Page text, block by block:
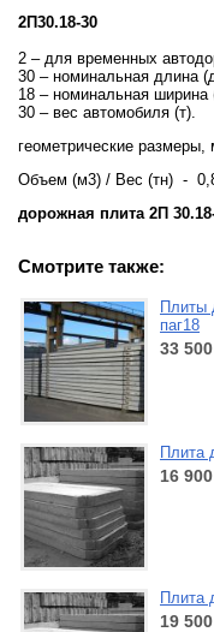
2П30.18-30
2 – для временных
30 – номинальная длина
18 – номинальная ширина
30 – вес автомобиля (т).
геометрические
Объем (м3) / Вес (тн) -
дорожная плита 2П
Смотрите также:
Плиты
паг18
33 500
Плита
16 900
Плита
19 500